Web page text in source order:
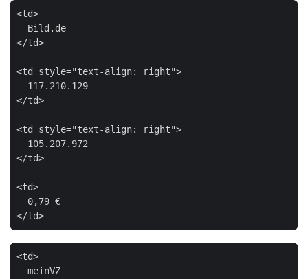
<td>
  Bild.de
</td>
<td style="text-align: right">
  117.210.129
</td>
<td style="text-align: right">
  105.207.972
</td>
<td>
  0,79 €
<td>
  meinVZ